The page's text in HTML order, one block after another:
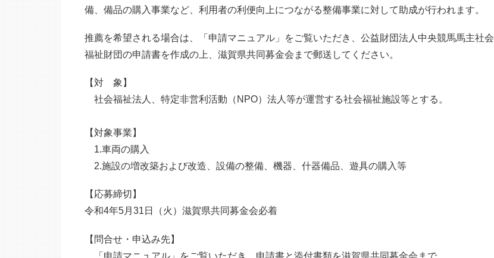
備、備品の購入事業など、利用者の利便向上につながる整備事業に対して助成が行われます。
推薦を希望される場合は、「申請マニュアル」をご覧いただき、公益財団法人中央競馬馬主社会
福祉財団の申請書を作成の上、滋賀県共同募金会まで郵送してください。
【対 象】
社会福祉法人、特定非営利活動（NPO）法人等が運営する社会福祉施設等とする。
【対象事業】
1.車両の購入
2.施設の増改築および改造、設備の整備、機器、什器備品、遊具の購入等
【応募締切】
令和4年5月31日（火）滋賀県共同募金会必着
【問合せ・申込み先】
「申請マニュアル」をご覧いただき、申請書と添付書類を滋賀県共同募金会まで